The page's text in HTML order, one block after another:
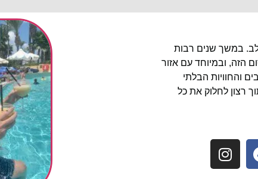
במשך שנים רבות
הזה, ובמיוחד עם אזור
והחוויות הבלתי
רצון לחלוק את כל